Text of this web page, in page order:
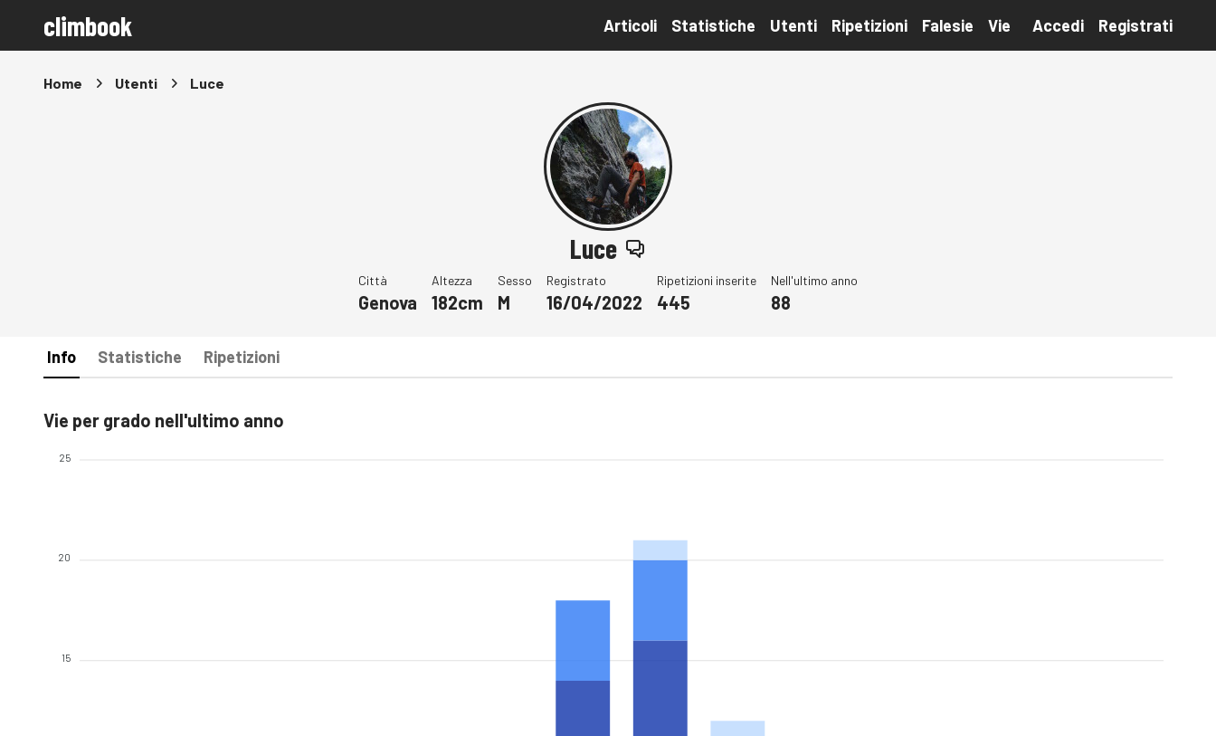
climbook Articoli Statistiche Utenti Ripetizioni Falesie Vie Accedi Registrati
Home Utenti Luce
Luce
Città
Genova
Altezza
182cm
Sesso
M
Registrato
16/04/2022
Ripetizioni inserite
445
Nell'ultimo anno
88
Info Statistiche Ripetizioni
Vie per grado nell'ultimo anno
25
20
15